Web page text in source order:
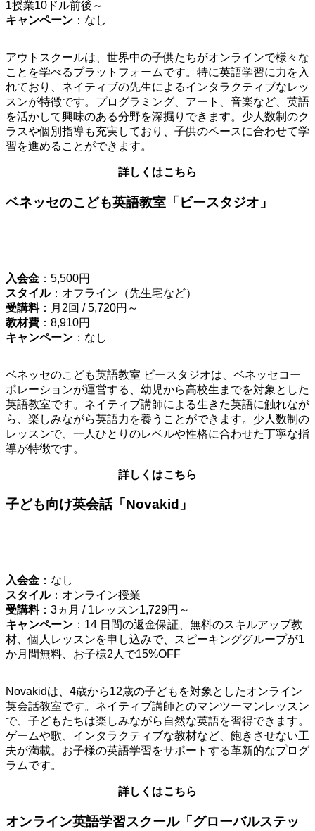
1授業10ドル前後～
キャンペーン ：なし
アウトスクールは、世界中の子供たちがオンラインで様々な
ことを学べるプラットフォームです。特に英語学習に力を入
れており、ネイティブの先生によるインタラクティブなレッ
スンが特徴です。プログラミング、アート、音楽など、英語
を活かして興味のある分野を深掘りできます。少人数制のク
ラスや個別指導も充実しており、子供のペースに合わせて学
習を進めることができます。
詳しくはこちら
ベネッセのこども英語教室「ビースタジオ」
入会金 ：5,500円
スタイル：オフライン（先生宅など）
受講料：月2回 / 5,720円～
教材費 ：8,910円
キャンペーン ：なし
ベネッセのこども英語教室 ビースタジオは、ベネッセコー
ポレーションが運営する、幼児から高校生までを対象とした
英語教室です。ネイティブ講師による生きた英語に触れなが
ら、楽しみながら英語力を養うことができます。少人数制の
レッスンで、一人ひとりのレベルや性格に合わせた丁寧な指
導が特徴です。
詳しくはこちら
子ども向け英会話「Novakid」
入会金 ：なし
スタイル：オンライン授業
受講料：3ヵ月 / 1レッスン1,729円～
キャンペーン ：14 日間の返金保証、無料のスキルアップ教
材、個人レッスンを申し込みで、スピーキンググループが1
か月間無料、お子様2人で15%OFF
Novakidは、4歳から12歳の子どもを対象としたオンライン
英会話教室です。ネイティブ講師とのマンツーマンレッスン
で、子どもたちは楽しみながら自然な英語を習得できます。
ゲームや歌、インタラクティブな教材など、飽きさせない工
夫が満載。お子様の英語学習をサポートする革新的なプログ
ラムです。
詳しくはこちら
オンライン英語学習スクール「グローバルステッ